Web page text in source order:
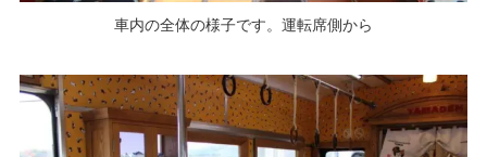
車内の全体の様子です。運転席側から